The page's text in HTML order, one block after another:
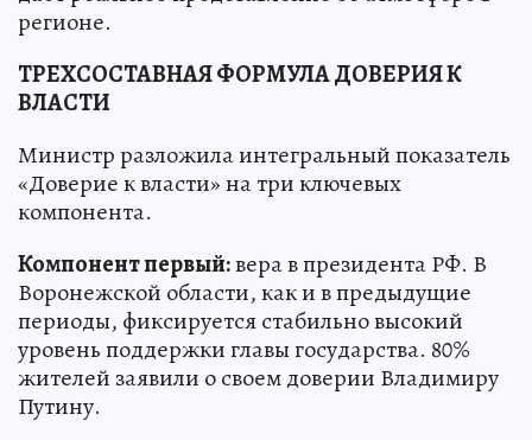
регионе.
ТРЕХСОСТАВНАЯ ФОРМУЛА ДОВЕРИЯ К
ВЛАСТИ
Министр разложила интегральный показатель
«Доверие к власти» на три ключевых
компонента.
Компонент первый:вера в президента РФ. В
Воронежской области, как и в предыдущие
периоды, фиксируется стабильно высокий
уровень поддержки главы государства. 80%
жителей заявили о своем доверии Владимиру
Путину.